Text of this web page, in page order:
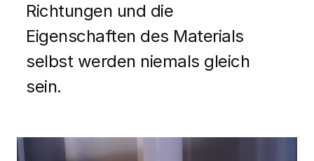
Richtungen und die
Eigenschaften des Materials
selbst werden niemals gleich
sein.